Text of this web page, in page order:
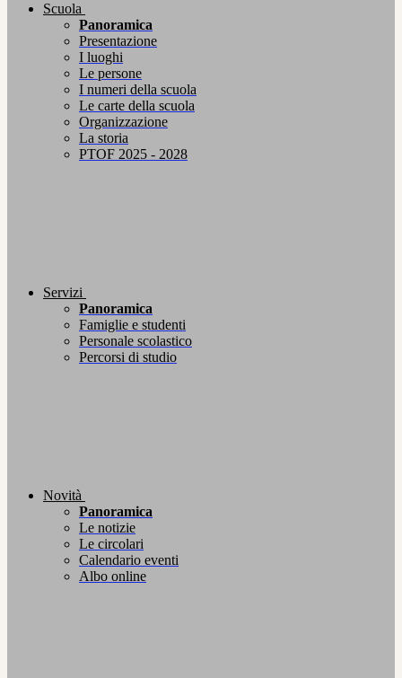
Scuola
Panoramica
Presentazione
I luoghi
Le persone
I numeri della scuola
Le carte della scuola
Organizzazione
La storia
PTOF 2025 - 2028
Servizi
Panoramica
Famiglie e studenti
Personale scolastico
Percorsi di studio
Novità
Panoramica
Le notizie
Le circolari
Calendario eventi
Albo online